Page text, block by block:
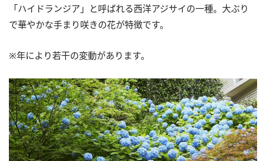
「ハイドランジア」と呼ばれる西洋アジサイの一種。大ぶり
で華やかな手まり咲きの花が特徴です。
※年により若干の変動があります。